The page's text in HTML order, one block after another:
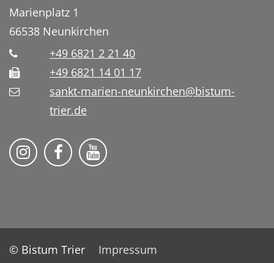
Marienplatz 1
66538 Neunkirchen
+49 6821 2 21 40
+49 6821 14 01 17
sankt-marien-neunkirchen@bistum-
trier.de
Bistum Trier auf Instragram
Die Pfarrei auf Facebook
Die Pfarrei auf YouTube
© Bistum Trier
Impressum